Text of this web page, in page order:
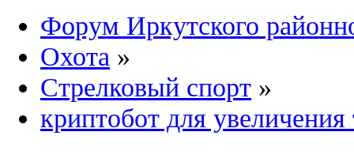
Форум Иркутского
Охота »
Cтрелковый спорт »
криптобот для увеличения